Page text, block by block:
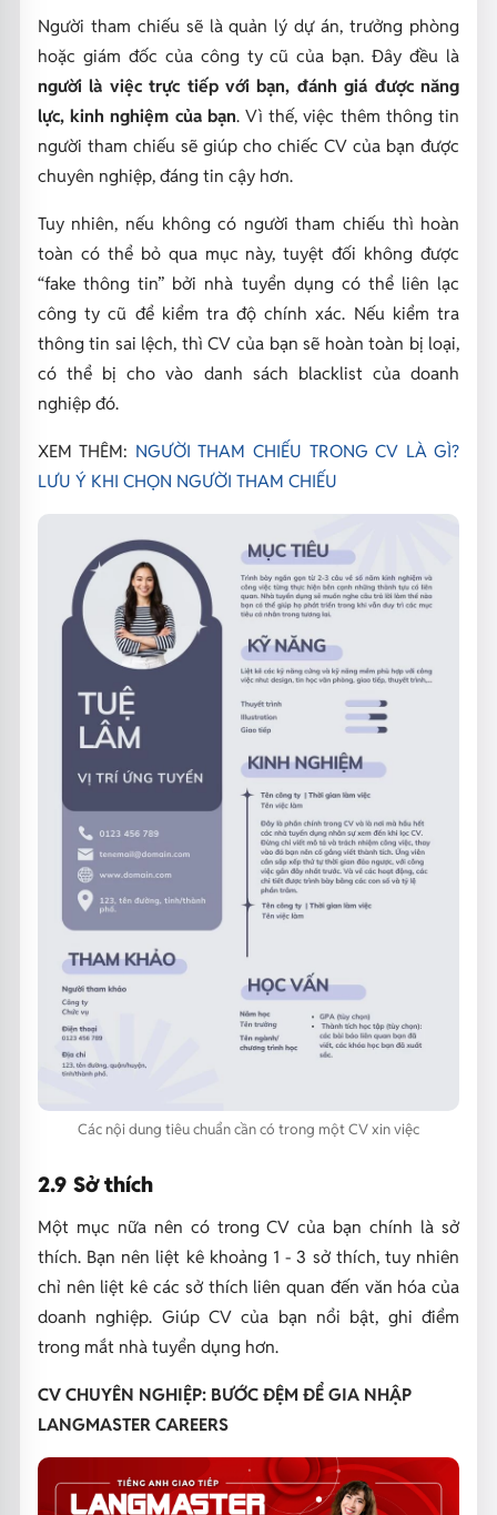
Người tham chiếu sẽ là quản lý dự án, trưởng phòng
hoặc giám đốc của công ty cũ của bạn. Đây đều là
người là việc trực tiếp với bạn, đánh giá được năng
lực, kinh nghiệm của bạn. Vì thế, việc thêm thông tin
người tham chiếu sẽ giúp cho chiếc CV của bạn được
chuyên nghiệp, đáng tin cậy hơn.
Tuy nhiên, nếu không có người tham chiếu thì hoàn
toàn có thể bỏ qua mục này, tuyệt đối không được
“fake thông tin” bởi nhà tuyển dụng có thể liên lạc
công ty cũ để kiểm tra độ chính xác. Nếu kiểm tra
thông tin sai lệch, thì CV của bạn sẽ hoàn toàn bị loại,
có thể bị cho vào danh sách blacklist của doanh
nghiệp đó.
XEM THÊM: NGƯỜI THAM CHIẾU TRONG CV LÀ GÌ?
LƯU Ý KHI CHỌN NGƯỜI THAM CHIẾU
Các nội dung tiêu chuẩn cần có trong một CV xin việc
2.9 Sở thích
Một mục nữa nên có trong CV của bạn chính là sở
thích. Bạn nên liệt kê khoảng 1 - 3 sở thích, tuy nhiên
chỉ nên liệt kê các sở thích liên quan đến văn hóa của
doanh nghiệp. Giúp CV của bạn nổi bật, ghi điểm
trong mắt nhà tuyển dụng hơn.
CV CHUYÊN NGHIỆP: BƯỚC ĐỆM ĐỂ GIA NHẬP
LANGMASTER CAREERS